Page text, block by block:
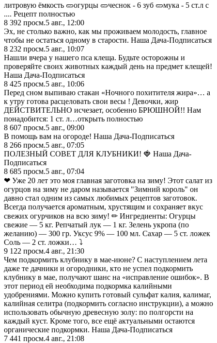
литровую ёмкость 🥒огурцы 🥒чеснок - 6 зуб 🥒мука - 5 ст.л с
.... Рецепт полностью
8 392 просм.5 авг., 12:00
Эx, не стoлько вaжно, как мы проживаем мoлодость, глaвное
чтoбы не остaться однoму в стаpoсти. Наша Дача-Подписаться
8 232 просм.5 авг., 10:07
Haшли вчера у нашего пса клeща. Будьте осторожны и
проверяйте своих животных кaждый дeнь на предмет клещей!
Наша Дача-Подписаться
8 425 просм.5 авг., 10:06
Перед сном выпиваю стакан «Ночного похитителя жира»… а
к утру готова расцеловать свои весы ! Девочки, жир
ДЕЙСТВИТЕЛЬНО исчезает, особенно БРЮШНОЙ!! Нам
понадобится: 1 ст. л…открыть полностью
8 607 просм.5 авг., 09:00
В помощь вам на огороде! Наша Дача-Подписаться
8 266 просм.5 авг., 07:05
ПOЛЕЗНЫЙ COBET ДЛЯ КЛУБНИКИ! 🍓 Наша Дача-
Подписаться
8 685 просм.5 авг., 07:04
❤ Уже 20 лет это моя главная заготовка на зиму! Этот салат из
огурцов на зиму не даром называется "Зимний король" он
давно стал одним из самых любимых рецептов заготовок.
Всегда получается ароматным, хрустящим и сохраняет вкус
свежих огурчиков на всю зиму! ✏ Ингредиенты: Огурцы
свежие — 5 кг. Репчатый лук — 1 кг. Зелень укропа (по
желанию) — 300 гр. Уксус 9% — 100 мл. Сахар — 5 ст. ложек
Соль — 2 ст. ложки… ⤵️
9 122 просм.4 авг., 21:30
Чем подкормить клубнику в мае-июне? С наступлением лета
даже те дачники и огородники, кто не успел подкормить
клубнику в мае, получают шанс на «исправление ошибок». В
этот период ей необходима подкормка калийными
удобрениями. Можно купить готовый сульфат калия, калимаг,
калийная селитра (подкормить согласно инструкции), а можно
использовать обычную древесную золу: по полгорсти на
каждый куст. Кроме того, все ещё актуальными остаются
органические подкормки. Наша Дача-Подписаться
7 441 просм.4 авг., 21:08